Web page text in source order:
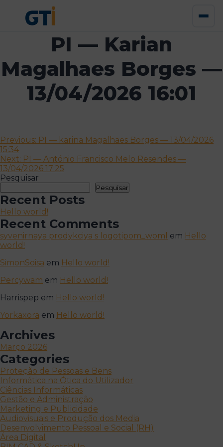
PI — Karian
Magalhaes Borges —
13/04/2026 16:01
Navegação
de
artigos
Previous: PI — karina Magalhaes Borges — 13/04/2026
15:34
Next: PI — António Francisco Melo Resendes —
13/04/2026 17:25
Pesquisar
Pesquisar
Recent Posts
Hello world!
Recent Comments
syvenirnaya prodykciya s logotipom_woml em Hello
world!
SimonSoisa em Hello world!
Percywam em Hello world!
Harrispep em Hello world!
Yorkaxora em Hello world!
Archives
Março 2026
Categories
Proteção de Pessoas e Bens
Informática na Ótica do Utilizador
Ciências Informáticas
Gestão e Administração
Marketing e Publicidade
Audiovisuais e Produção dos Media
Desenvolvimento Pessoal e Social (RH)
Área Digital